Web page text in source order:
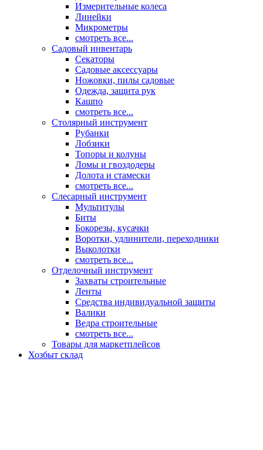
Измерительные колеса
Линейки
Микрометры
смотреть все...
Садовый инвентарь
Секаторы
Садовые аксессуары
Ножовки, пилы садовые
Одежда, защита рук
Кашпо
смотреть все...
Столярный инструмент
Рубанки
Лобзики
Топоры и колуны
Ломы и гвоздодеры
Долота и стамески
смотреть все...
Слесарный инструмент
Мультитулы
Биты
Бокорезы, кусачки
Воротки, удлинители, переходники
Выколотки
смотреть все...
Отделочный инструмент
Захваты строительные
Ленты
Средства индивидуальной защиты
Валики
Ведра строительные
смотреть все...
Товары для маркетплейсов
Хозбыт склад